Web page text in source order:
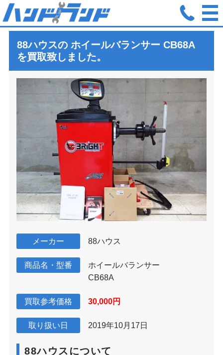
ホーム 買取実績 88ハウス ハチハチハウス ホイールバランサ
88ハウスの ホイールバランサー CB68A
を買取致しました。
メーカー 88ハウス
商品名・型番
ホイールバランサー
CB68A
買取参考価格 30,000円
取り扱い日 2019年10月17日
88ハウスについて